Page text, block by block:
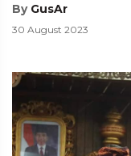
By GusAr
30 August 2023